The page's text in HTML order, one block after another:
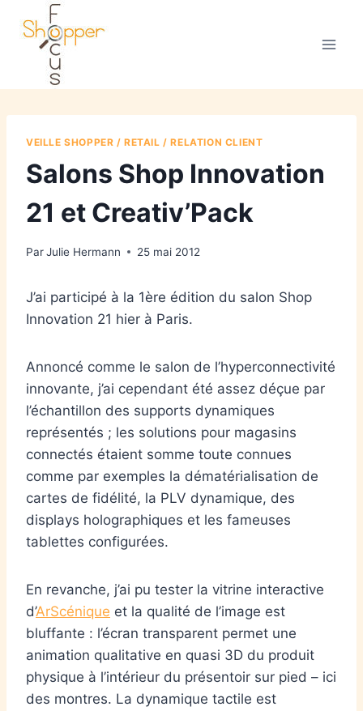
VEILLE SHOPPER / RETAIL / RELATION CLIENT
Salons Shop Innovation
21 et Creativ’Pack
ParJulie Hermann 25 mai 2012
J’ai participé à la 1ère édition du salon Shop
Innovation 21 hier à Paris.
Annoncé comme le salon de l’hyperconnectivité
innovante, j’ai cependant été assez déçue par
l’échantillon des supports dynamiques
représentés ; les solutions pour magasins
connectés étaient somme toute connues
comme par exemples la dématérialisation de
cartes de fidélité, la PLV dynamique, des
displays holographiques et les fameuses
tablettes configurées.
En revanche, j’ai pu tester la vitrine interactive
d’ArScénique et la qualité de l’image est
bluffante : l’écran transparent permet une
animation qualitative en quasi 3D du produit
physique à l’intérieur du présentoir sur pied – ici
des montres. La dynamique tactile est